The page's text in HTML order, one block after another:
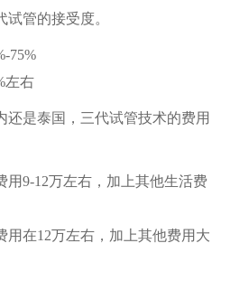
管的接受度。
75%
左右
还是泰国，三代试管技术的费用
用9-12万左右，加上其他生活费
用在12万左右，加上其他费用大